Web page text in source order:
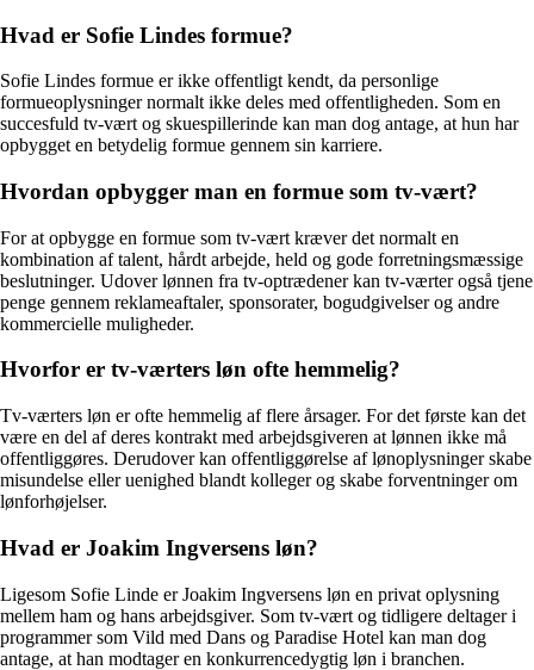
Hvad er Sofie Lindes formue?
Sofie Lindes formue er ikke offentligt kendt, da personlige
formueoplysninger normalt ikke deles med offentligheden. Som en
succesfuld tv-vært og skuespillerinde kan man dog antage, at hun har
opbygget en betydelig formue gennem sin karriere.
Hvordan opbygger man en formue som tv-vært?
For at opbygge en formue som tv-vært kræver det normalt en
kombination af talent, hårdt arbejde, held og gode forretningsmæssige
beslutninger. Udover lønnen fra tv-optrædener kan tv-værter også tjene
penge gennem reklameaftaler, sponsorater, bogudgivelser og andre
kommercielle muligheder.
Hvorfor er tv-værters løn ofte hemmelig?
Tv-værters løn er ofte hemmelig af flere årsager. For det første kan det
være en del af deres kontrakt med arbejdsgiveren at lønnen ikke må
offentliggøres. Derudover kan offentliggørelse af lønoplysninger skabe
misundelse eller uenighed blandt kolleger og skabe forventninger om
lønforhøjelser.
Hvad er Joakim Ingversens løn?
Ligesom Sofie Linde er Joakim Ingversens løn en privat oplysning
mellem ham og hans arbejdsgiver. Som tv-vært og tidligere deltager i
programmer som Vild med Dans og Paradise Hotel kan man dog
antage, at han modtager en konkurrencedygtig løn i branchen.